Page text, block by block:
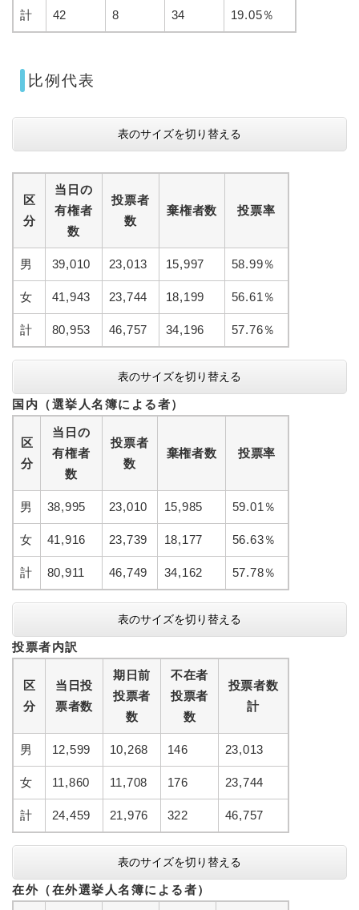
計 42 8 34 19.05％
比例代表
表のサイズを切り替える
区
分
当日の
有権者
数
投票者
数
棄権者数 投票率
男 39,010 23,013 15,997 58.99％
女 41,943 23,744 18,199 56.61％
計 80,953 46,757 34,196 57.76％
表のサイズを切り替える
国内（選挙人名簿による者）
区
分
当日の
有権者
数
投票者
数
棄権者数 投票率
男 38,995 23,010 15,985 59.01％
女 41,916 23,739 18,177 56.63％
計 80,911 46,749 34,162 57.78％
表のサイズを切り替える
投票者内訳
区
分
当日投
票者数
期日前
投票者
数
不在者
投票者
数
投票者数
計
男 12,599 10,268 146 23,013
女 11,860 11,708 176 23,744
計 24,459 21,976 322 46,757
表のサイズを切り替える
在外（在外選挙人名簿による者）